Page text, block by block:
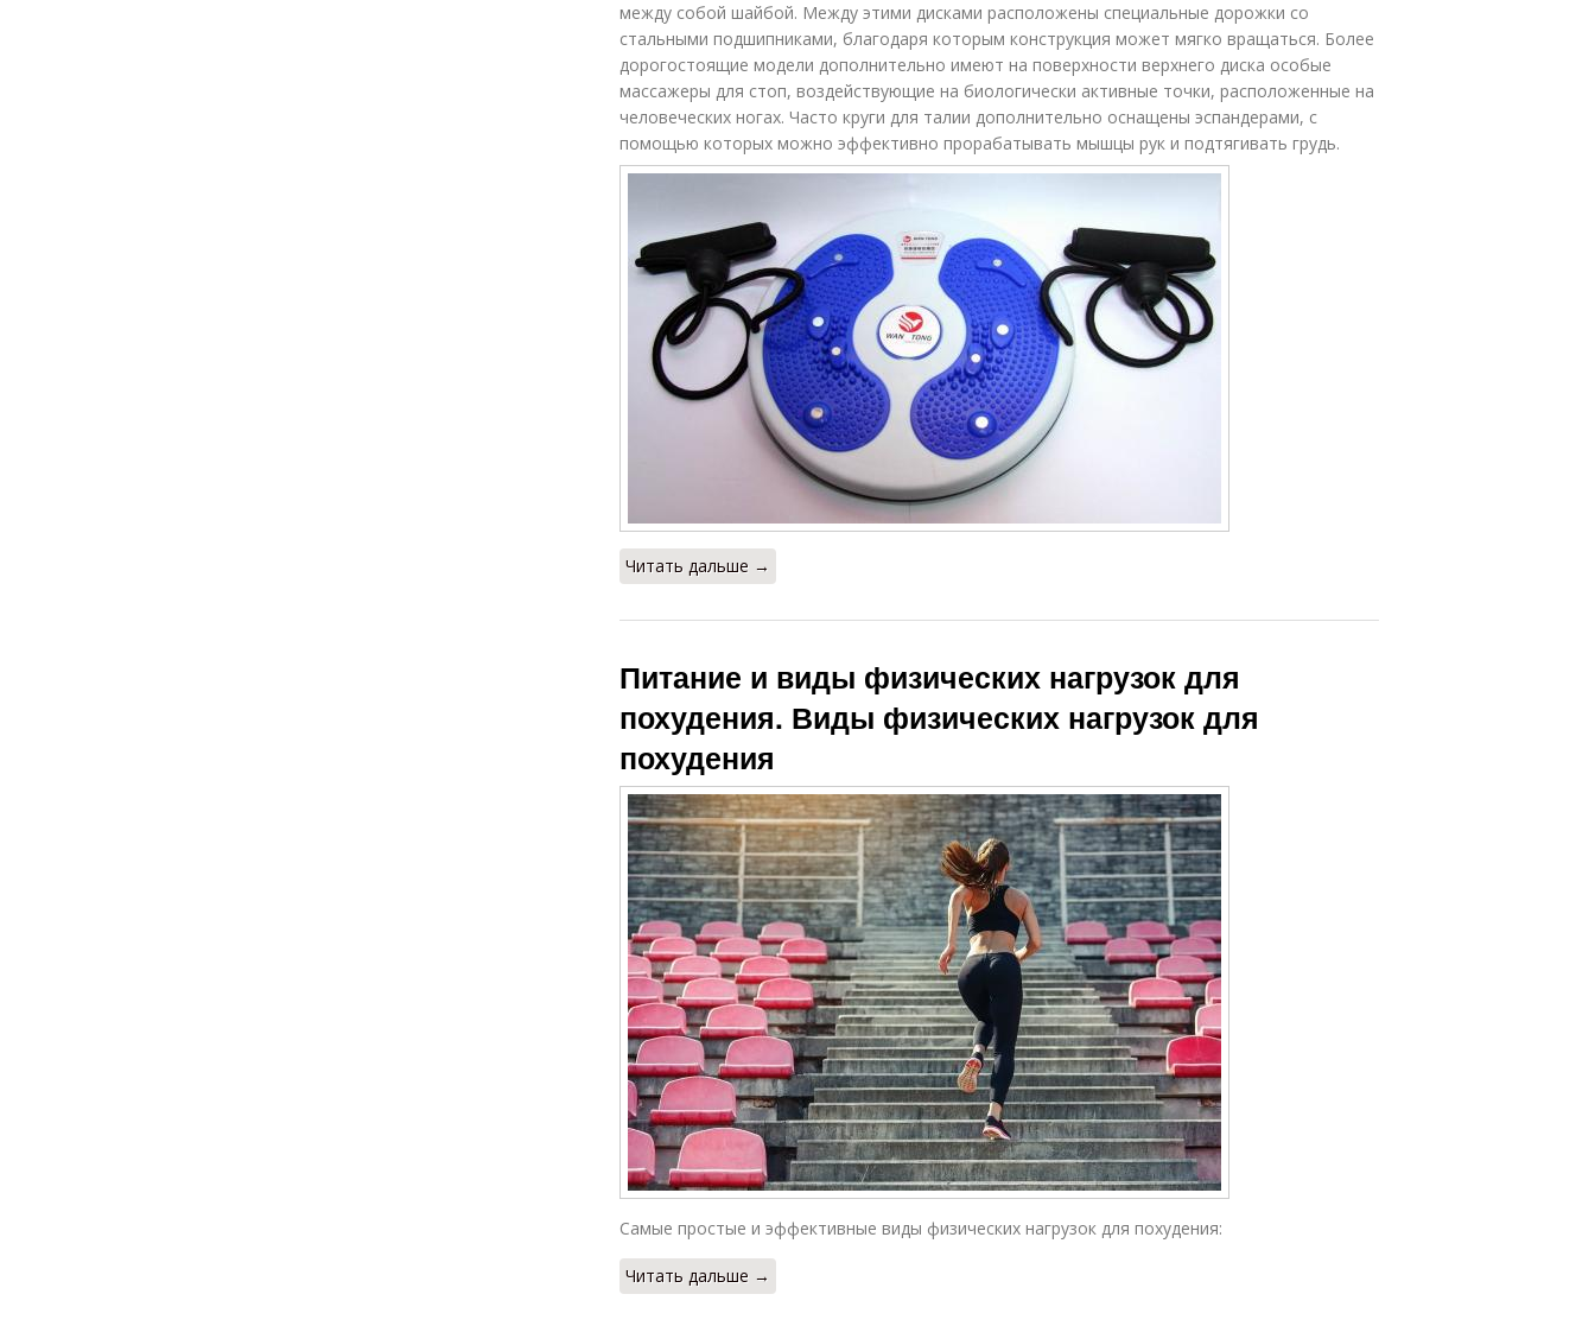
между собой шайбой. Между этими дисками расположены специальные дорожки со
стальными подшипниками, благодаря которым конструкция может мягко вращаться. Более
дорогостоящие модели дополнительно имеют на поверхности верхнего диска особые
массажеры для стоп, воздействующие на биологически активные точки, расположенные на
человеческих ногах. Часто круги для талии дополнительно оснащены эспандерами, с
помощью которых можно эффективно прорабатывать мышцы рук и подтягивать грудь.
Читать дальше →
Питание и виды физических нагрузок для
похудения. Виды физических нагрузок для
похудения
Самые простые и эффективные виды физических нагрузок для похудения:
Читать дальше →